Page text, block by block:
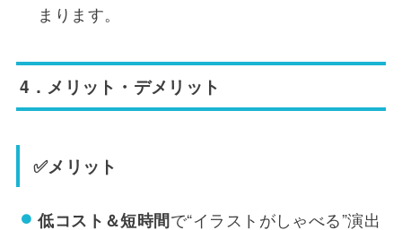
まります。
4．メリット・デメリット
✅メリット
低コスト＆短時間で“イラストがしゃべる”演出